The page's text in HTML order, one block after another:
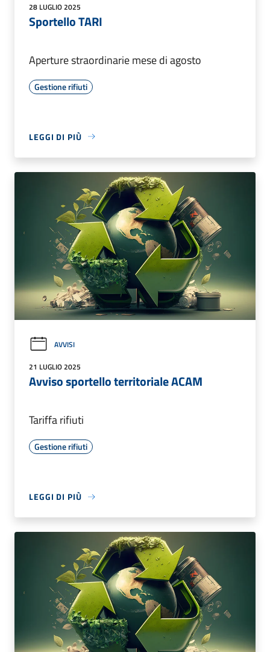
28 LUGLIO 2025
Sportello TARI
Aperture straordinarie mese di agosto
Gestione rifiuti
LEGGI DI PIÙ
AVVISI
21 LUGLIO 2025
Avviso sportello territoriale ACAM
Tariffa rifiuti
Gestione rifiuti
LEGGI DI PIÙ